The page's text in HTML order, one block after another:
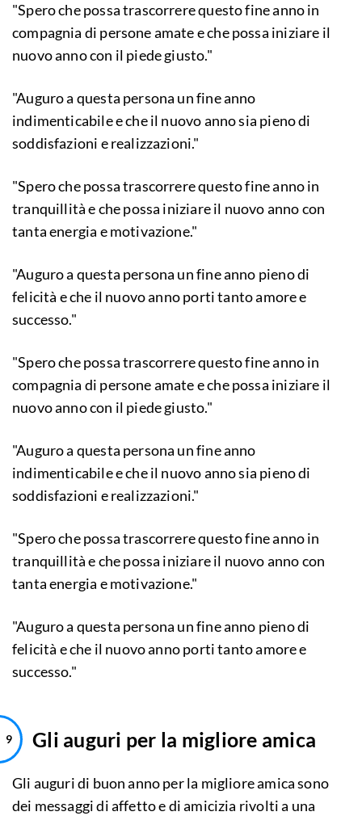
"Spero che possa trascorrere questo fine anno in
compagnia di persone amate e che possa iniziare il
nuovo anno con il piede giusto."
"Auguro a questa persona un fine anno
indimenticabile e che il nuovo anno sia pieno di
soddisfazioni e realizzazioni."
"Spero che possa trascorrere questo fine anno in
tranquillità e che possa iniziare il nuovo anno con
tanta energia e motivazione."
"Auguro a questa persona un fine anno pieno di
felicità e che il nuovo anno porti tanto amore e
successo."
"Spero che possa trascorrere questo fine anno in
compagnia di persone amate e che possa iniziare il
nuovo anno con il piede giusto."
"Auguro a questa persona un fine anno
indimenticabile e che il nuovo anno sia pieno di
soddisfazioni e realizzazioni."
"Spero che possa trascorrere questo fine anno in
tranquillità e che possa iniziare il nuovo anno con
tanta energia e motivazione."
"Auguro a questa persona un fine anno pieno di
felicità e che il nuovo anno porti tanto amore e
successo."
Gli auguri per la migliore amica
Gli auguri di buon anno per la migliore amica sono
dei messaggi di affetto e di amicizia rivolti a una